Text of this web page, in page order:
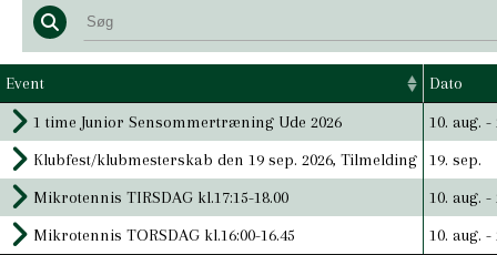
Event
Dato
1 time Junior Sensommertræning Ude 2026
10. aug. -
Klubfest/klubmesterskab den 19 sep. 2026, Tilmelding
19. sep.
Mikrotennis TIRSDAG kl.17:15-18.00
10. aug. -
Mikrotennis TORSDAG kl.16:00-16.45
10. aug. -